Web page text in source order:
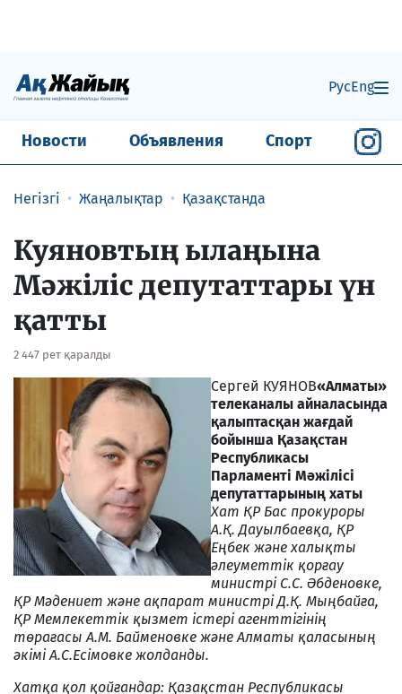
РусEng
Новости Объявления Спорт
Негізгі Жаңалықтар Қазақстанда
Куяновтың ылаңына
Мәжіліс депутаттары үн
қатты
2 447 рет қаралды
Сергей КУЯНОВ«Алматы»
телеканалы айналасында
қалыптасқан жағдай
бойынша Қазақстан
Республикасы
Парламенті Мәжілісі
депутаттарының хаты
Хат ҚР Бас прокуроры
А.Қ. Дауылбаевқа, ҚР
Еңбек және халықты
әлеуметтiк қорғау
министрi С.С. Әбденовке,
ҚР Мәдениет және ақпарат министрі Д.Қ. Мыңбайға,
ҚР Мемлекеттік қызмет істері агенттігінің
төрағасы А.М. Байменовке және Алматы қаласының
әкімі А.С.Есімовке жолданды.
Хатқа қол қойғандар: Қазақстан Республикасы